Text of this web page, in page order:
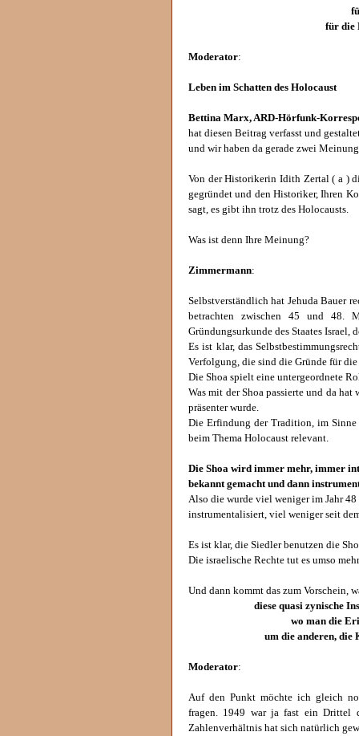
für die
Moderator:
Leben im Schatten des Holocaust
Bettina Marx, ARD-Hörfunk-
hat diesen Beitrag verfasst und
und wir haben da gerade zwei
Von der Historikerin Idith Zertal ( a )
gegründet und den Historiker, Ihren
sagt, es gibt ihn trotz des Holocausts.
Was ist denn Ihre Meinung?
Zimmermann:
Selbstverständlich hat Jehuda Bauer
betrachten zwischen 45 und 48.
Gründungsurkunde des Staates Israel,
Es ist klar, das
Verfolgung, die sind die Gründe für die
Die Shoa spielt eine untergeordnete
Was mit der Shoa passierte und da
präsenter wurde.
Die Erfindung der Tradition, im
beim Thema Holocaust relevant.
Die Shoa wird immer mehr, immer
bekannt gemacht und dann
Also die wurde viel weniger im Jahr 48
instrumentalisiert, viel weniger seit
Es ist klar, die Siedler benutzen die
Die israelische Rechte tut es umso
Und dann kommt das zum Vorschein,
diese quasi zynische
wo man die
um die anderen, die
Moderator:
Auf den Punkt möchte ich gleich
fragen. 1949 war ja fast ein Drittel
Zahlenverhältnis hat sich natürlich